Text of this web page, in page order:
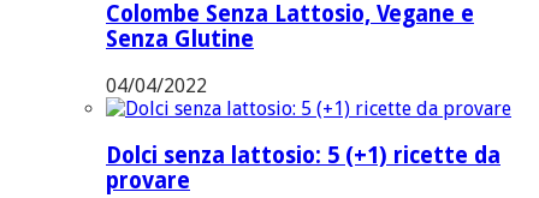
Colombe Senza Lattosio, Vegane e
Senza Glutine
04/04/2022
Dolci senza lattosio: 5 (+1) ricette da
provare